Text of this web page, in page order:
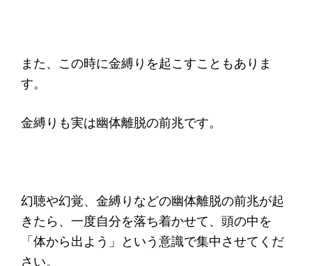
また、この時に金縛りを起こすこともありま
す。
金縛りも実は幽体離脱の前兆です。
幻聴や幻覚、金縛りなどの幽体離脱の前兆が起
きたら、一度自分を落ち着かせて、頭の中を
「体から出よう」という意識で集中させてくだ
さい。